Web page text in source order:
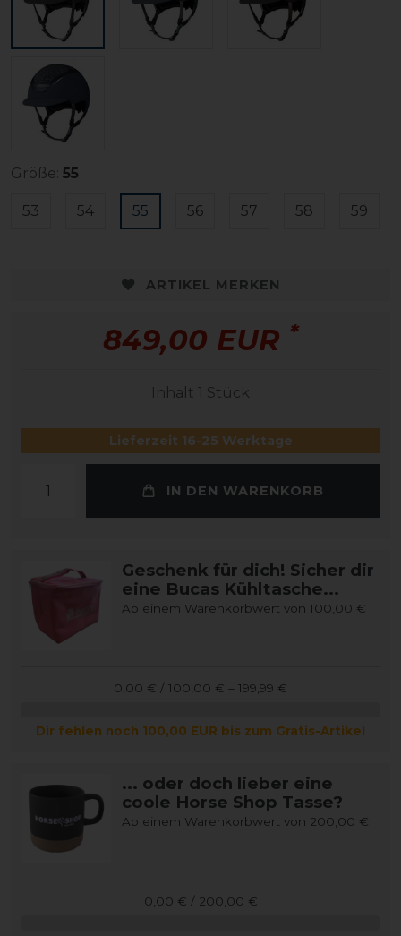
Größe: 55
53 54 55 56 57 58 59
ARTIKEL MERKEN
849,00 EUR *
Inhalt 1 Stück
Lieferzeit 16-25 Werktage
IN DEN WARENKORB
Geschenk für dich! Sicher dir
eine Bucas Kühltasche...
Ab einem Warenkorbwert von 100,00 €
0,00 € / 100,00 € – 199,99 €
Dir fehlen noch 100,00 EUR bis zum Gratis-Artikel
... oder doch lieber eine
coole Horse Shop Tasse?
Ab einem Warenkorbwert von 200,00 €
0,00 € / 200,00 €